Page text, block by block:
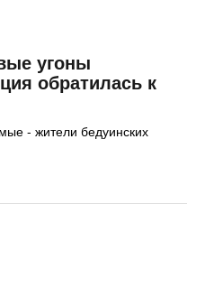
угоны
обратилась к
- жители бедуинских